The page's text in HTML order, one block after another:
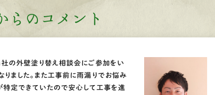
らのコメント
社の外壁塗り替え相談会にご参加をい
ました。また工事前に雨漏りでお悩み
特定できていたので安心して工事を進